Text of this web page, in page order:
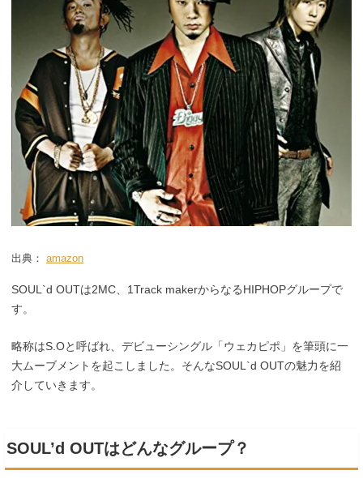
出典： amazon
SOUL`d OUTは2MC、1Track makerからなるHIPHOPグループで
す。
略称はS.Oと呼ばれ、デビューシングル「ウェカピポ」を筆頭に一
大ムーブメントを起こしました。そんなSOUL`d OUTの魅力を紹
介していきます。
SOUL’d OUTはどんなグループ？